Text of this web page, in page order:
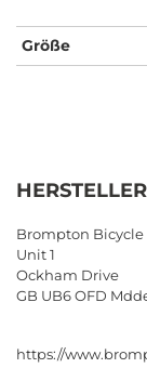
Größe
HERSTELLER
Brompton Bicycle
Unit 1
Ockham Drive
GB UB6 OFD
https://